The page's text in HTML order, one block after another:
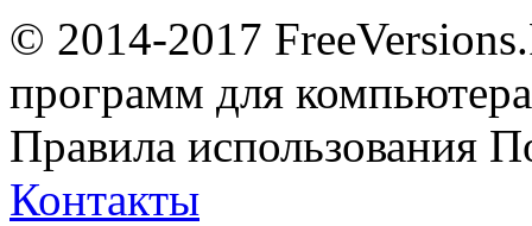
© 2014-2017
программ для
Правила использования
Контакты